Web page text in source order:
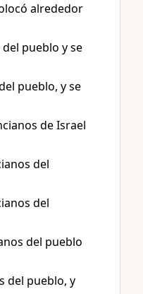
alrededor
pueblo y se
pueblo, y se
de Israel
del
del
del pueblo
del pueblo, y